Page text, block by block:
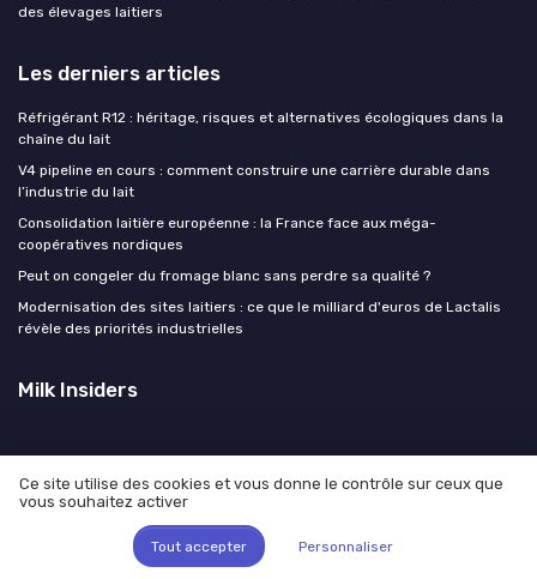
des élevages laitiers
Les derniers articles
Réfrigérant R12 : héritage, risques et alternatives écologiques dans la
chaîne du lait
V4 pipeline en cours : comment construire une carrière durable dans
l’industrie du lait
Consolidation laitière européenne : la France face aux méga-
coopératives nordiques
Peut on congeler du fromage blanc sans perdre sa qualité ?
Modernisation des sites laitiers : ce que le milliard d'euros de Lactalis
révèle des priorités industrielles
Milk Insiders
Mentions légales
© Milk Insiders 2026
Ce site utilise des cookies et vous donne le contrôle sur ceux que
vous souhaitez activer
Tout accepter Personnaliser